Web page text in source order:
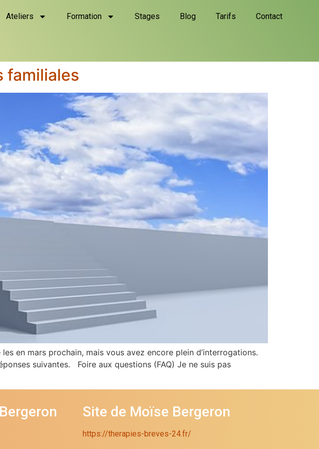
Ateliers Formation Stages Blog Tarifs Contact
familiales
en mars prochain, mais vous avez encore plein d’interrogations.
suivantes. Foire aux questions (FAQ) Je ne suis pas
Site de Moïse Bergeron
https://therapies-breves-24.fr/